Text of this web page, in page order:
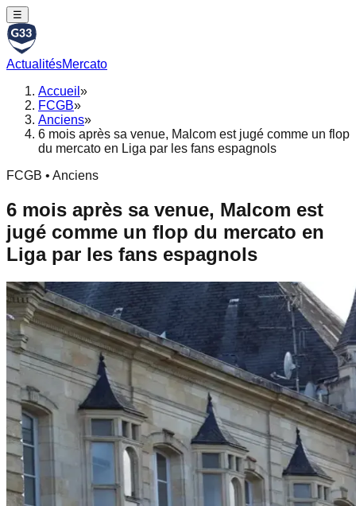
☰
ActualitésMercato
Accueil »
FCGB»
Anciens»
6 mois après sa venue, Malcom est jugé comme un flop
du mercato en Liga par les fans espagnols
FCGB • Anciens
6 mois après sa venue, Malcom est
jugé comme un flop du mercato en
Liga par les fans espagnols